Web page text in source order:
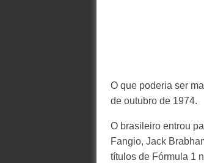
O que poderia ser
de outubro de 1974.
O brasileiro entrou
Fangio, Jack
títulos de Fórmula 1